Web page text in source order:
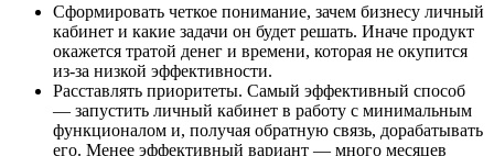
Сформировать четкое понимание, зачем бизнесу личный
кабинет и какие задачи он будет решать. Иначе продукт
окажется тратой денег и времени, которая не окупится
из-за низкой эффективности.
Расставлять приоритеты. Самый эффективный способ
— запустить личный кабинет в работу с минимальным
функционалом и, получая обратную связь, дорабатывать
его. Менее эффективный вариант — много месяцев